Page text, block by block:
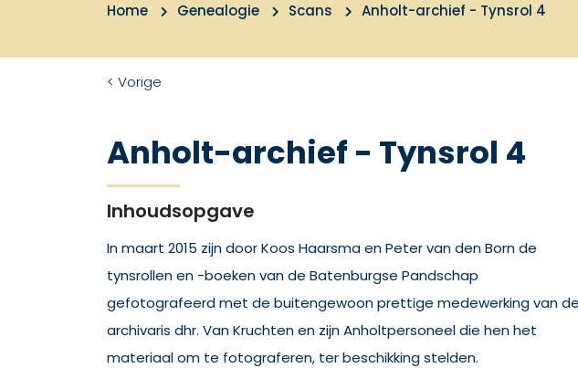
Home Genealogie Scans Anholt-archief - Tynsrol 4
< Vorige
Anholt-archief - Tynsrol 4
Inhoudsopgave
In maart 2015 zijn door Koos Haarsma en Peter van den Born de
tynsrollen en -boeken van de Batenburgse Pandschap
gefotografeerd met de buitengewoon prettige medewerking van de
archivaris dhr. Van Kruchten en zijn Anholtpersoneel die hen het
materiaal om te fotograferen, ter beschikking stelden.